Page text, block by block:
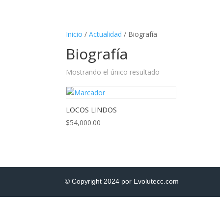
Inicio /Actualidad / Biografía
Biografía
Mostrando el único resultado
LOCOS LINDOS
$54,000.00
© Copyright 2024 por Evolutecc.com